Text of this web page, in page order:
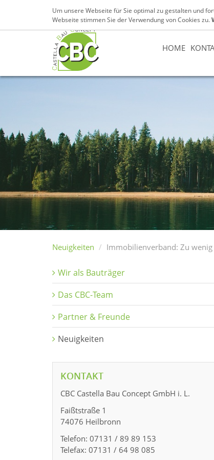
07131 / 89 89 153 info@cbc-
HOME
Neuigkeiten Immobilienverband: Zu
Wir als Bauträger
Das CBC-Team
Partner & Freunde
Neuigkeiten
KONTAKT
CBC Castella Bau Concept GmbH i. L.
Faißtstraße 1
74076 Heilbronn
Telefon: 07131 / 89 89 153
Telefax: 07131 / 64 98 085
Um unsere Webseite für Sie optimal zu gestalten und
Webseite stimmen Sie der Verwendung von Cookies zu.